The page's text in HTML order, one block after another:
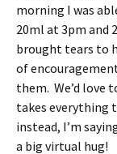
morning I was
20ml at 3pm and
brought tears to
of
them. We’d love
takes everything
instead, I’m
a big virtual hug!